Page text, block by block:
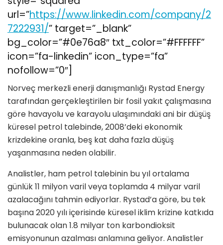
url=”https://www.linkedin.com/company/2
7222931/” target=”_blank”
bg_color=”#0e76a8″ txt_color=”#FFFFFF”
icon=”fa-linkedin” icon_type=”fa”
nofollow=”0″]
Norveç merkezli enerji danışmanlığı Rystad Energy
tarafından gerçekleştirilen bir fosil yakıt çalışmasına
göre havayolu ve karayolu ulaşımındaki ani bir düşüş
küresel petrol talebinde, 2008’deki ekonomik
krizdekine oranla, beş kat daha fazla düşüş
yaşanmasına neden olabilir.
Analistler, ham petrol talebinin bu yıl ortalama
günlük 11 milyon varil veya toplamda 4 milyar varil
azalacağını tahmin ediyorlar. Rystad’a göre, bu tek
başına 2020 yılı içerisinde küresel iklim krizine katkıda
bulunacak olan 1.8 milyar ton karbondioksit
emisyonunun azalması anlamına geliyor. Analistler